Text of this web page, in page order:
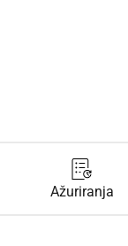
Ažuriranja